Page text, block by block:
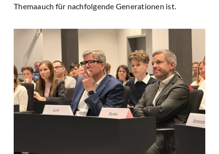
Themaauch für nachfolgende Generationen ist.